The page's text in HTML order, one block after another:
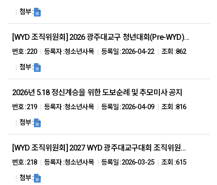
첨부 :
[WYD 조직위원회] 2026 광주대교구 청년대회(Pre-WYD) 알림
번호 :220 등록자 :청소년사목 등록일 :2026-04-22 조회 :862
첨부 :
2026년 5.18 정신계승을 위한 도보순례 및 추모미사 공지
번호 :219 등록자 :청소년사목 등록일 :2026-04-09 조회 :816
첨부 :
[WYD 조직위원회] 2027 WYD 광주대교구대회 조직위원회 준비 현황 안내 및 현수막 시안 송부
번호 :218 등록자 :청소년사목 등록일 :2026-03-25 조회 :615
첨부 :